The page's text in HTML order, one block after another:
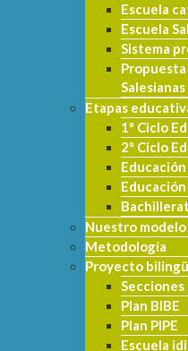
Escuela
Escuela
Sistema
Salesianas
Etapas
1º Ciclo
2º Ciclo
Nuestro
Metodología
Proyecto
Plan BIBE
Plan PIPE
Escuela